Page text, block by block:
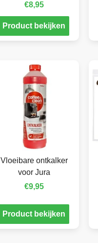
€8,95
Product bekijken
Vloeibare ontkalker
voor Jura
€9,95
Product bekijken